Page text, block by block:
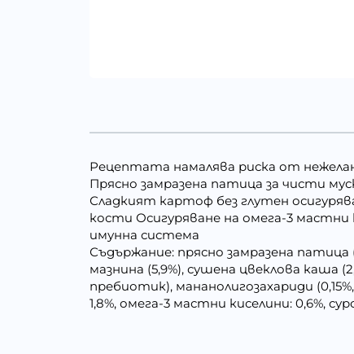
Рецептата намалява риска от
Прясно замразена патица за чисти
Сладкият картоф без глутен
кости Осигуряване на омега-3
имунна система
Съдържание: прясно замразена
мазнина (5,9%), сушена цвеклова каша
пребиотик), мананолигозахариди
1,8%, омега-3 мастни киселини: 0,6%,